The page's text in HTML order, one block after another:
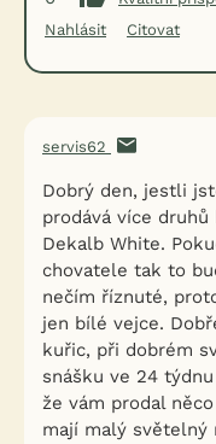
Nahlásit
Citovat
servis62
Dobrý den, jestli
prodává více
Dekalb White.
chovatele tak to
nečím říznuté,
jen bílé vejce.
kuřic, při dobrém
snášku ve 24
že vám prodal
mají malý světelný